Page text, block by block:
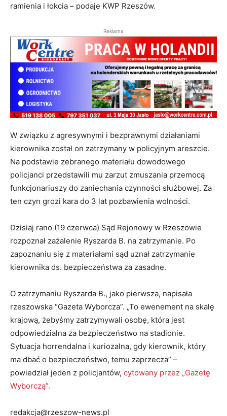
ramienia i łokcia – podaje KWP Rzeszów.
Reklama
W związku z agresywnymi i bezprawnymi działaniami
kierownika został on zatrzymany w policyjnym areszcie.
Na podstawie zebranego materiału dowodowego
policjanci przedstawili mu zarzut zmuszania przemocą
funkcjonariuszy do zaniechania czynności służbowej. Za
ten czyn grozi kara do 3 lat pozbawienia wolności.
Dzisiaj rano (19 czerwca) Sąd Rejonowy w Rzeszowie
rozpoznał zażalenie Ryszarda B. na zatrzymanie. Po
zapoznaniu się z materiałami sąd uznał zatrzymanie
kierownika ds. bezpieczeństwa za zasadne.
O zatrzymaniu Ryszarda B., jako pierwsza, napisała
rzeszowska “Gazeta Wyborcza”. „To ewenement na skalę
krajową, żebyśmy zatrzymywali osobę, która jest
odpowiedzialna za bezpieczeństwo na stadionie.
Sytuacja horrendalna i kuriozalna, gdy kierownik, który
ma dbać o bezpieczeństwo, temu zaprzecza” –
powiedział jeden z policjantów, cytowany przez „Gazetę
Wyborczą”.
redakcja@rzeszow-news.pl